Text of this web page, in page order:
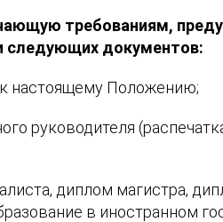
требованиям,
следующих документов:
настоящему Положению;
руководителя
диплом магистра,
в иностранном